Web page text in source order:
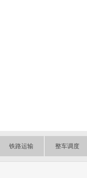
铁路运输 整车调度